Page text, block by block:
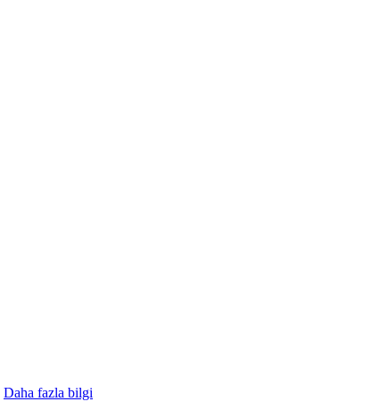
Daha fazla bilgi